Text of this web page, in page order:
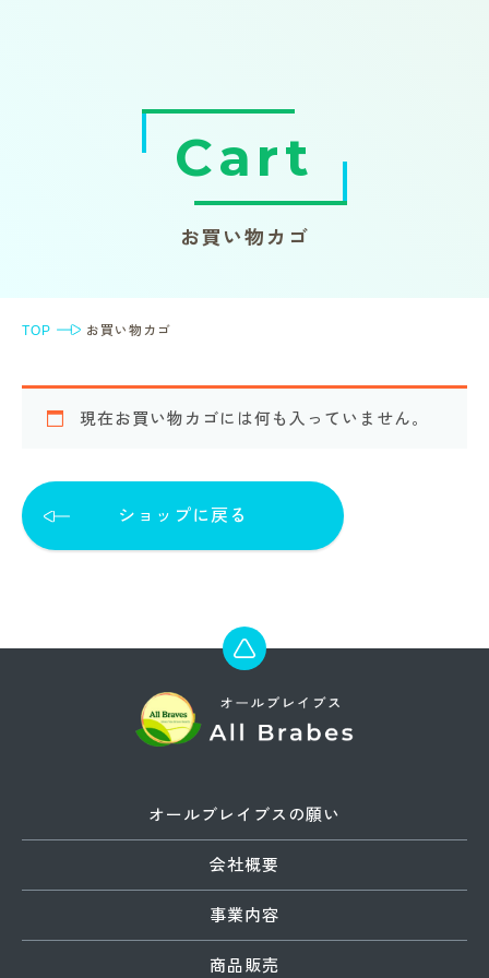
Cart
お買い物カゴ
TOP お買い物カゴ
現在お買い物カゴには何も入っていません。
ショップに戻る
オールブレイブスの願い
会社概要
事業内容
商品販売